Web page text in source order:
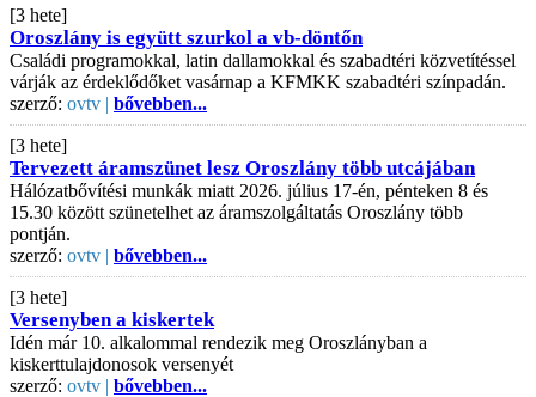
[3 hete]
Oroszlány is együtt szurkol a vb-döntőn
Családi programokkal, latin dallamokkal és szabadtéri közvetítéssel
várják az érdeklődőket vasárnap a KFMKK szabadtéri színpadán.
szerző: ovtv | bővebben...
[3 hete]
Tervezett áramszünet lesz Oroszlány több utcájában
Hálózatbővítési munkák miatt 2026. július 17-én, pénteken 8 és
15.30 között szünetelhet az áramszolgáltatás Oroszlány több
pontján.
szerző: ovtv | bővebben...
[3 hete]
Versenyben a kiskertek
Idén már 10. alkalommal rendezik meg Oroszlányban a
kiskerttulajdonosok versenyét
szerző: ovtv | bővebben...